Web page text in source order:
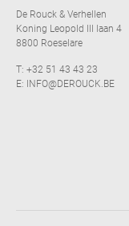
De Rouck & Verhellen
Koning Leopold III laan 4
8800 Roeselare
T: +32 51 43 43 23
E: INFO@DEROUCK.BE